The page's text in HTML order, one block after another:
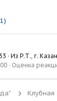
53 · Из Р.Т., г.
Оценка
Клубная